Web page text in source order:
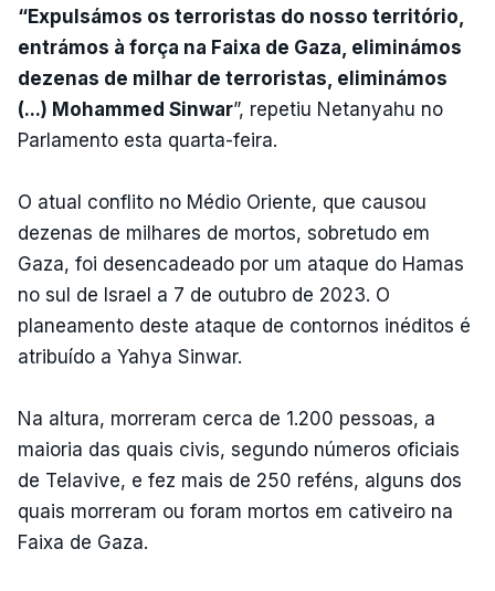
“Expulsámos os terroristas do nosso território,
entrámos à força na Faixa de Gaza, eliminámos
dezenas de milhar de terroristas, eliminámos
(...) Mohammed Sinwar”, repetiu Netanyahu no
Parlamento esta quarta-feira.
O atual conflito no Médio Oriente, que causou
dezenas de milhares de mortos, sobretudo em
Gaza, foi desencadeado por um ataque do Hamas
no sul de Israel a 7 de outubro de 2023. O
planeamento deste ataque de contornos inéditos é
atribuído a Yahya Sinwar.
Na altura, morreram cerca de 1.200 pessoas, a
maioria das quais civis, segundo números oficiais
de Telavive, e fez mais de 250 reféns, alguns dos
quais morreram ou foram mortos em cativeiro na
Faixa de Gaza.